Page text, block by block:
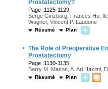
Prostatectomy?
Page :1125-1129
Serge Ginzburg, Frances Hu,
Wagner, Vincent P. Laudone
Résumé Plan
· The Role of Preoperative
Prostatectomy
Page :1130-1135
Barry M. Mason, A. Ari Hakimi,
Résumé Plan